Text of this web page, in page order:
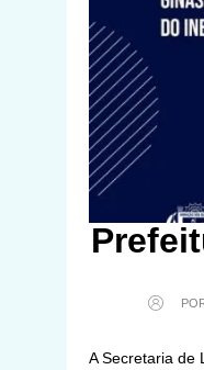
A Secretaria de